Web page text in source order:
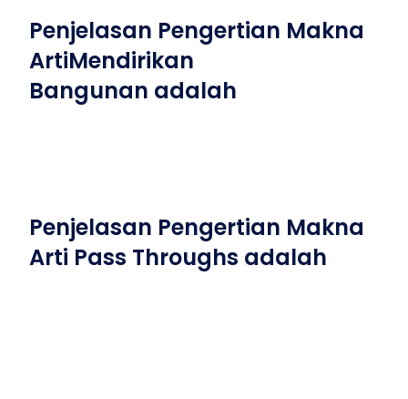
Penjelasan Pengertian Makna
ArtiMendirikan
Bangunan adalah
Penjelasan Pengertian Makna
Arti Pass Throughs adalah